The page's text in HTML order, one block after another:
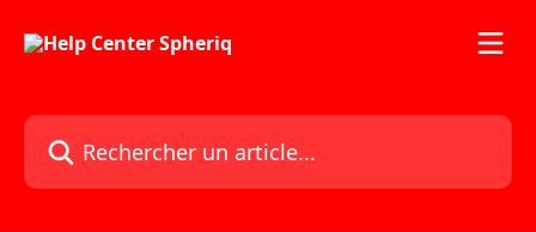
Rechercher un article...